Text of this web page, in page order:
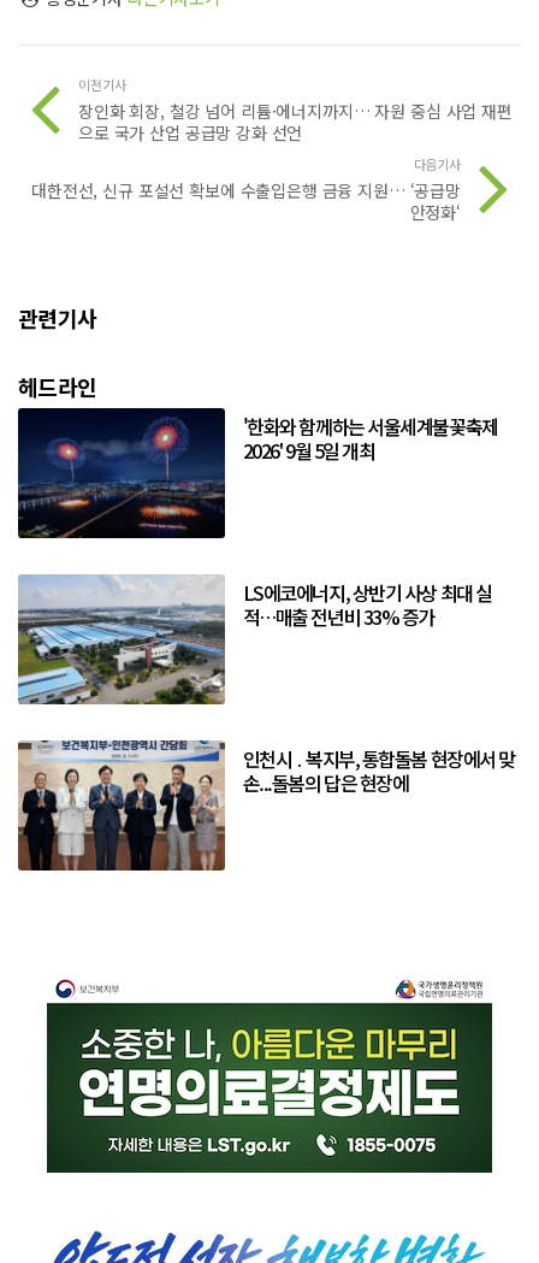
이전기사
장인화 회장, 철강 넘어 리튬·에너지까지… 자원 중심 사업 재편
으로 국가 산업 공급망 강화 선언
다음기사
대한전선, 신규 포설선 확보에 수출입은행 금융 지원… ‘공급망
안정화‘
관련기사
헤드라인
'한화와 함께하는 서울세계불꽃축제
2026' 9월 5일 개최
LS에코에너지, 상반기 사상 최대 실
적…매출 전년비 33% 증가
인천시 ․ 복지부, 통합돌봄 현장에서 맞
손...돌봄의 답은 현장에